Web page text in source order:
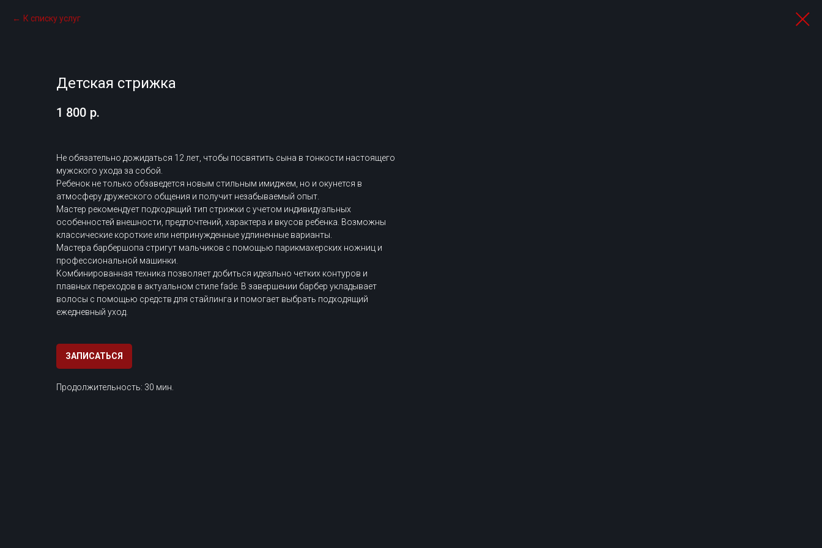
К списку услуг
Детская стрижка
1 800 р.
Не обязательно дожидаться 12 лет, чтобы посвятить сына в тонкости настоящего
мужского ухода за собой.
Ребенок не только обзаведется новым стильным имиджем, но и окунется в
атмосферу дружеского общения и получит незабываемый опыт.
Мастер рекомендует подходящий тип стрижки с учетом индивидуальных
особенностей внешности, предпочтений, характера и вкусов ребенка. Возможны
классические короткие или непринужденные удлиненные варианты.
Мастера барбершопа стригут мальчиков с помощью парикмахерских ножниц и
профессиональной машинки.
Комбинированная техника позволяет добиться идеально четких контуров и
плавных переходов в актуальном стиле fade. В завершении барбер укладывает
волосы с помощью средств для стайлинга и помогает выбрать подходящий
ежедневный уход.
ЗАПИСАТЬСЯ
Продолжительность: 30 мин.